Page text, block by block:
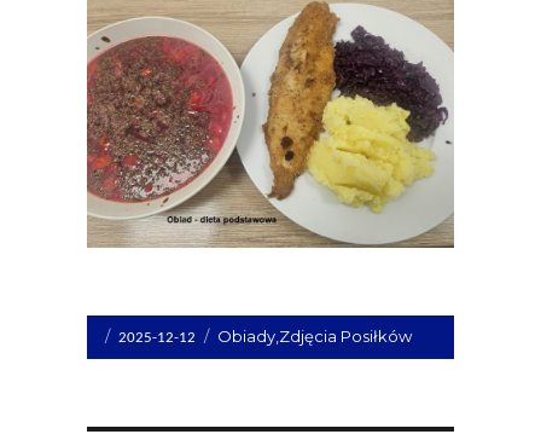
Opublikowano
dnia
2025-12-12 Kategorie
Obiady, Zdjęcia Posiłków